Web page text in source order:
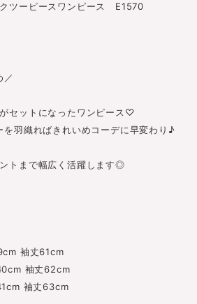
ツーピースワンピース E1570
／
セットになったワンピース♡
羽織ればきれいめコーデに早変わり♪
トまで幅広く活躍します◎
袖丈61cm
袖丈62cm
袖丈63cm